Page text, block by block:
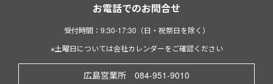
お電話でのお問合せ
受付時間：9:30-17:30（日・祝祭日を除く）
※土曜日については会社カレンダーをご確認ください
広島営業所 084-951-9010